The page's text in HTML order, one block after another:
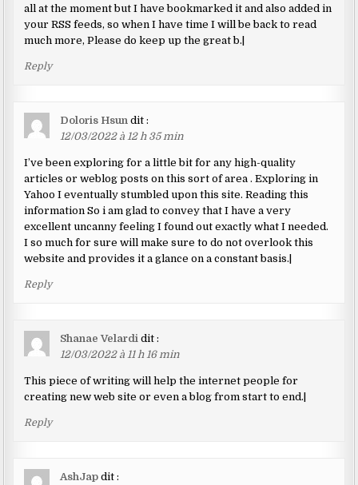
all at the moment but I have bookmarked it and also added in
your RSS feeds, so when I have time I will be back to read
much more, Please do keep up the great b.|
Reply
Doloris Hsun dit :
12/03/2022 à 12 h 35 min
I’ve been exploring for a little bit for any high-quality
articles or weblog posts on this sort of area . Exploring in
Yahoo I eventually stumbled upon this site. Reading this
information So i am glad to convey that I have a very
excellent uncanny feeling I found out exactly what I needed.
I so much for sure will make sure to do not overlook this
website and provides it a glance on a constant basis.|
Reply
Shanae Velardi dit :
12/03/2022 à 11 h 16 min
This piece of writing will help the internet people for
creating new web site or even a blog from start to end.|
Reply
AshJap dit :